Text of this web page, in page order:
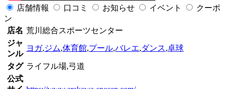
店舗情報 口コミ お知らせ イベント
クーポ
ン
店名 荒川総合スポーツセンター
ジャ
ンル
ヨガ,ジム,体育館,プール,バレエ,ダンス,卓球
タグ ライフル場,弓道
公式